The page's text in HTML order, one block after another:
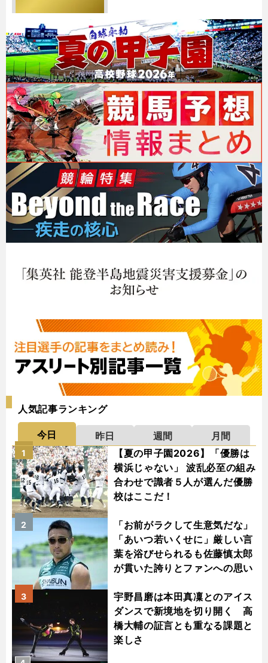
人気記事ランキング
今日 昨日 週間
月間
【夏の甲子園2026】「優勝は
横浜じゃない」 波乱必至の組み
合わせで識者５人が選んだ優勝
校はここだ！
1
「お前がラクして生意気だな」
「あいつ若いくせに」厳しい言
葉を浴びせられるも佐藤慎太郎
が貫いた誇りとファンへの思い
2
宇野昌磨は本田真凜とのアイス
ダンスで新境地を切り開く 高
橋大輔の証言とも重なる課題と
楽しさ
3